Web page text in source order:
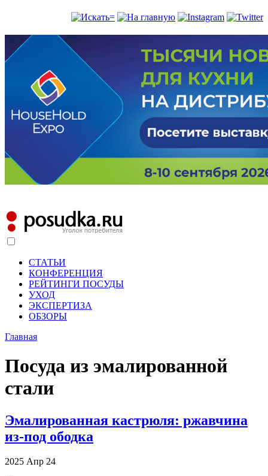
СТАТЬИ
КОНФЕРЕНЦИЯ
РЕЙТИНГИ ПОСУДЫ
УХОД
ЭКСПЕРТИЗА
ОБЗОРЫ
Главная
Посуда из эмалированной
стали
Эмалированная кастрюля: ржавчина
из-под ободка
2025 Апр 24